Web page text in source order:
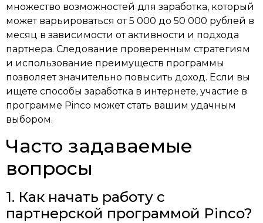
множество возможностей для заработка, который
может варьироваться от 5 000 до 50 000 рублей в
месяц в зависимости от активности и подхода
партнера. Следование проверенным стратегиям
и использование преимуществ программы
позволяет значительно повысить доход. Если вы
ищете способы заработка в интернете, участие в
программе Pinco может стать вашим удачным
выбором.
Часто задаваемые
вопросы
1. Как начать работу с
партнерской программой Pinco?